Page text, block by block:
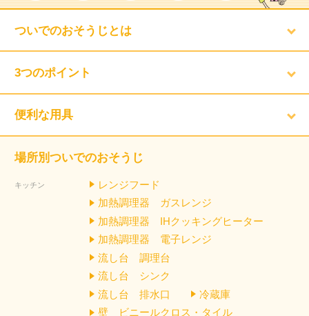
ついでのおそうじとは
3つのポイント
便利な用具
場所別ついでのおそうじ
キッチン
レンジフード
加熱調理器 ガスレンジ
加熱調理器 IHクッキングヒーター
加熱調理器 電子レンジ
流し台 調理台
流し台 シンク
流し台 排水口
冷蔵庫
壁 ビニールクロス・タイル